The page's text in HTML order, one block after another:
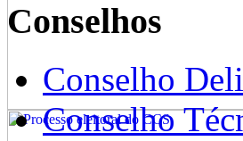
Conselhos
Conselho
Conselho